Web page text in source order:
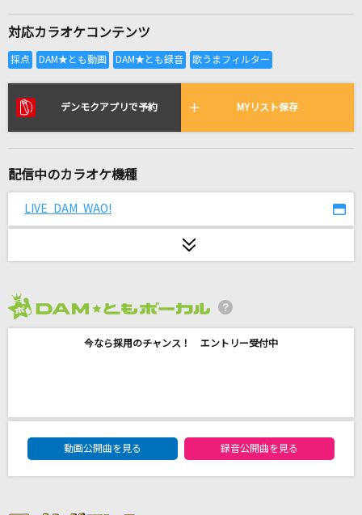
全国りれき
リアルタイムで歌われている曲の一覧
My Buddy
どこまでも ～How Far I'll Go～
怪獣の花唄
対応カラオケコンテンツ
デンモクアプリで予約 MYリスト保存
配信中のカラオケ機種
LIVE DAM WAO!
今なら採用のチャンス！ エントリー受付中
DAM★ともボーカルエントリーランキング
動画公開曲を見る
録音公開曲を見る